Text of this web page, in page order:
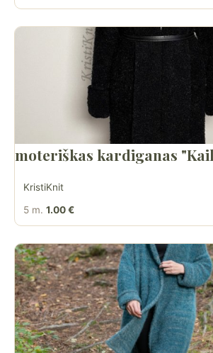
moteriškas kardiganas
KristiKnit
5 m. 1.00 €